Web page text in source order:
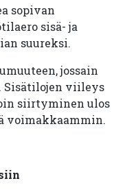
sopivan
sisä- ja
suureksi.
jossain
Sisätilojen viileys
siirtyminen ulos
voimakkaammin.